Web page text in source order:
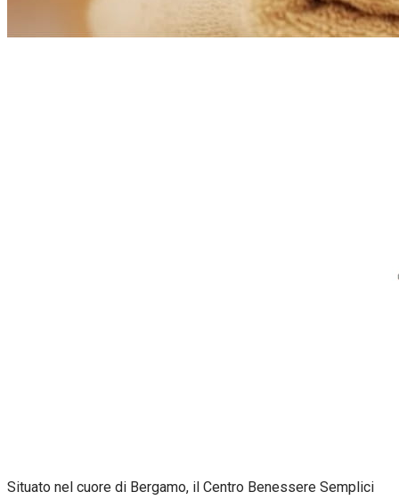
Situato nel cuore di Bergamo, il Centro Benessere Semplici